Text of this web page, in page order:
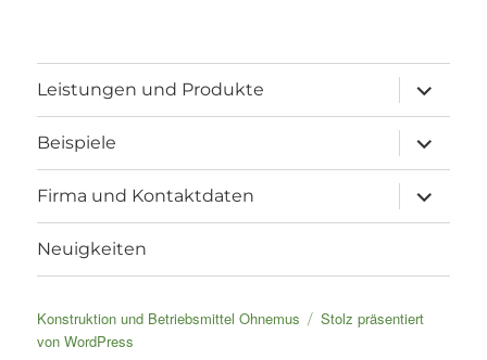
Leistungen und Produkte
öffnen
Beispiele
öffnen
Firma und Kontaktdaten
öffnen
Neuigkeiten
Konstruktion und Betriebsmittel Ohnemus
Stolz präsentiert
von WordPress